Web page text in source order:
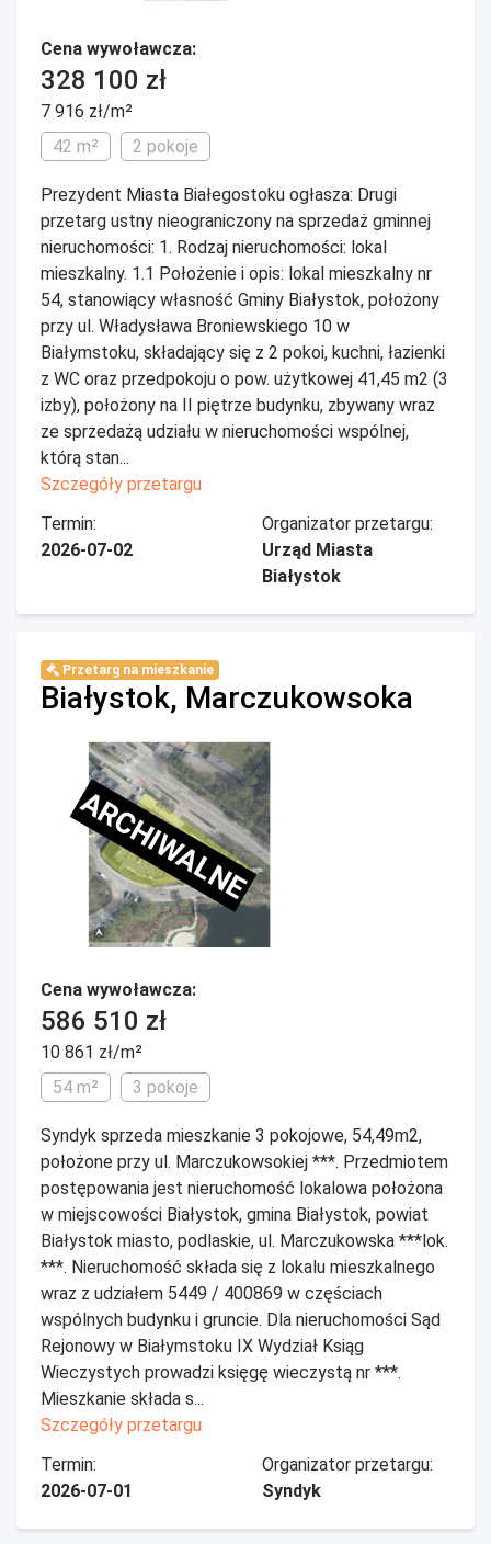
Cena wywoławcza:
328 100 zł
7 916 zł/m²
42 m²
2 pokoje
Prezydent Miasta Białegostoku ogłasza: Drugi
przetarg ustny nieograniczony na sprzedaż gminnej
nieruchomości: 1. Rodzaj nieruchomości: lokal
mieszkalny. 1.1 Położenie i opis: lokal mieszkalny nr
54, stanowiący własność Gminy Białystok, położony
przy ul. Władysława Broniewskiego 10 w
Białymstoku, składający się z 2 pokoi, kuchni, łazienki
z WC oraz przedpokoju o pow. użytkowej 41,45 m2 (3
izby), położony na II piętrze budynku, zbywany wraz
ze sprzedażą udziału w nieruchomości wspólnej,
którą stan...
Szczegóły przetargu
Termin:
2026-07-02
Organizator przetargu:
Urząd Miasta
Białystok
Przetarg na mieszkanie
Białystok, Marczukowsoka
ARCHIWALNE
Cena wywoławcza:
586 510 zł
10 861 zł/m²
54 m²
3 pokoje
Syndyk sprzeda mieszkanie 3 pokojowe, 54,49m2,
położone przy ul. Marczukowsokiej ***. Przedmiotem
postępowania jest nieruchomość lokalowa położona
w miejscowości Białystok, gmina Białystok, powiat
Białystok miasto, podlaskie, ul. Marczukowska ***lok.
***. Nieruchomość składa się z lokalu mieszkalnego
wraz z udziałem 5449 / 400869 w częściach
wspólnych budynku i gruncie. Dla nieruchomości Sąd
Rejonowy w Białymstoku IX Wydział Ksiąg
Wieczystych prowadzi księgę wieczystą nr ***.
Mieszkanie składa s...
Szczegóły przetargu
Termin:
2026-07-01
Organizator przetargu:
Syndyk